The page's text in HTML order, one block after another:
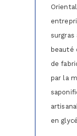
surgras
beauté
de
par la
en